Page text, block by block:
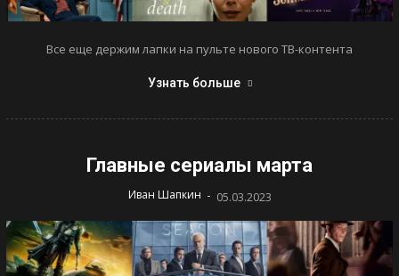
Все еще держим лапки на пульте нового ТВ-контента
Узнать больше
Главные сериалы марта
Иван Шапкин - 05.03.2023